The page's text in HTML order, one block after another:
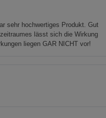
sehr hochwertiges Produkt. Gut
lässt sich die Wirkung
liegen GAR NICHT vor!